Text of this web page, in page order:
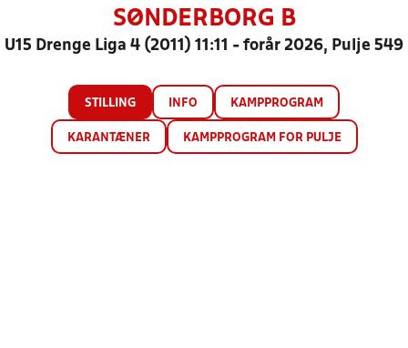
SØNDERBORG B
U15 Drenge Liga 4 (2011) 11:11 - forår 2026, Pulje 549
STILLING INFO KAMPPROGRAM
KARANTÆNER KAMPPROGRAM FOR PULJE